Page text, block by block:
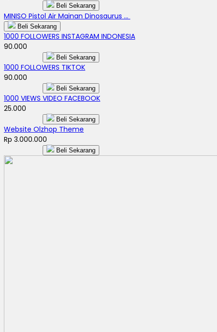
Beli Sekarang
MINISO Pistol Air Mainan Dinosaurus ...
Beli Sekarang
1000 FOLLOWERS INSTAGRAM INDONESIA
90.000
Beli Sekarang
1000 FOLLOWERS TIKTOK
90.000
Beli Sekarang
1000 VIEWS VIDEO FACEBOOK
25.000
Beli Sekarang
Website Olzhop Theme
Rp 3.000.000
Beli Sekarang